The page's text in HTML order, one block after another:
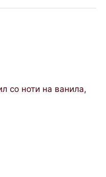
со ноти на ванила,